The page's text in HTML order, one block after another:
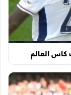
كاس العالم